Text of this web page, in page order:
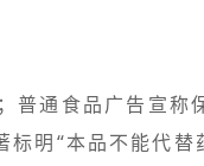
通食品广告宣称
明“本品不能代